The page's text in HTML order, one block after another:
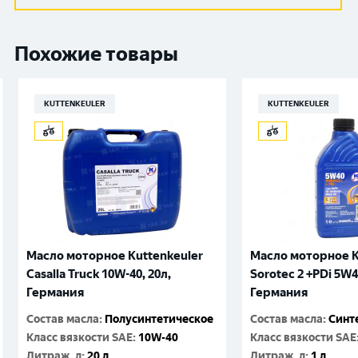
Похожие товары
KUTTENKEULER
Масло моторное Kuttenkeuler
Casalla Truck 10W-40, 20л,
Германия
Состав масла: Полусинтетическое
Класс вязкости SAE: 10W-40
KUTTENKEULER
Масло моторное
Sorotec 2 +PDi
Германия
Состав масла:
Класс вязкости SAE